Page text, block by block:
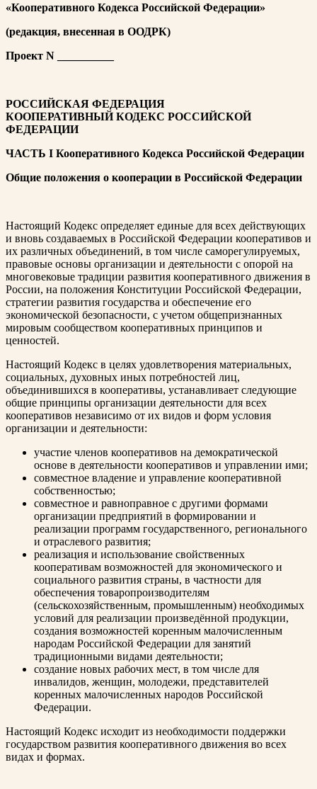
«Кооперативного Кодекса Российской Федерации»
(редакция, внесенная в ООДРК)
Проект N __________
РОССИЙСКАЯ ФЕДЕРАЦИЯ
КООПЕРАТИВНЫЙ КОДЕКС РОССИЙСКОЙ
ФЕДЕРАЦИИ
ЧАСТЬ I Кооперативного Кодекса Российской Федерации
Общие положения о кооперации в Российской Федерации
Настоящий Кодекс определяет единые для всех действующих
и вновь создаваемых в Российской Федерации кооперативов и
их различных объединений, в том числе саморегулируемых,
правовые основы организации и деятельности с опорой на
многовековые традиции развития кооперативного движения в
России, на положения Конституции Российской Федерации,
стратегии развития государства и обеспечение его
экономической безопасности, с учетом общепризнанных
мировым сообществом кооперативных принципов и
ценностей.
Настоящий Кодекс в целях удовлетворения материальных,
социальных, духовных иных потребностей лиц,
объединившихся в кооперативы, устанавливает следующие
общие принципы организации деятельности для всех
кооперативов независимо от их видов и форм условия
организации и деятельности:
участие членов кооперативов на демократической
основе в деятельности кооперативов и управлении ими;
совместное владение и управление кооперативной
собственностью;
совместное и равноправное с другими формами
организации предприятий в формировании и
реализации программ государственного, регионального
и отраслевого развития;
реализация и использование свойственных
кооперативам возможностей для экономического и
социального развития страны, в частности для
обеспечения товаропроизводителям
(сельскохозяйственным, промышленным) необходимых
условий для реализации произведённой продукции,
создания возможностей коренным малочисленным
народам Российской Федерации для занятий
традиционными видами деятельности;
создание новых рабочих мест, в том числе для
инвалидов, женщин, молодежи, представителей
коренных малочисленных народов Российской
Федерации.
Настоящий Кодекс исходит из необходимости поддержки
государством развития кооперативного движения во всех
видах и формах.